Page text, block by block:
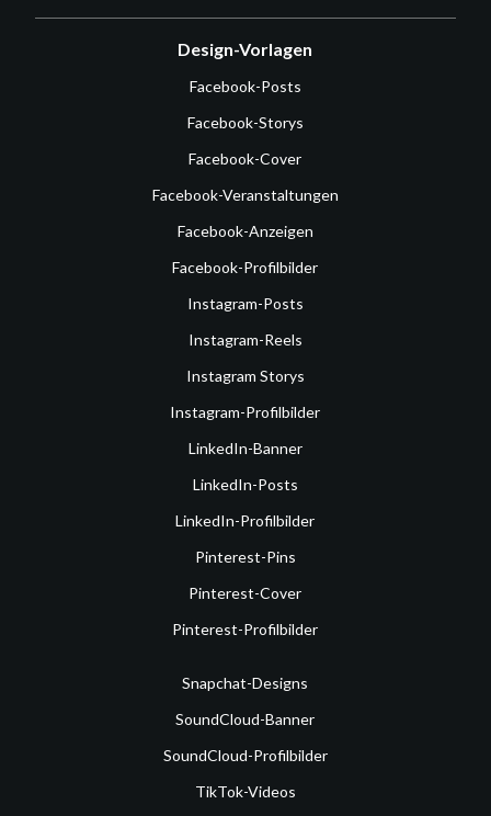
Design-Vorlagen
Facebook-Posts
Facebook-Storys
Facebook-Cover
Facebook-Veranstaltungen
Facebook-Anzeigen
Facebook-Profilbilder
Instagram-Posts
Instagram-Reels
Instagram Storys
Instagram-Profilbilder
LinkedIn-Banner
LinkedIn-Posts
LinkedIn-Profilbilder
Pinterest-Pins
Pinterest-Cover
Pinterest-Profilbilder
Snapchat-Designs
SoundCloud-Banner
SoundCloud-Profilbilder
TikTok-Videos